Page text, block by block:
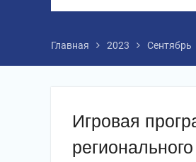
Главная 2023 Сентябрь
Игровая